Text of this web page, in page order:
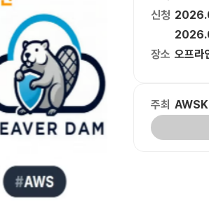
신청
장소 오프라
주최